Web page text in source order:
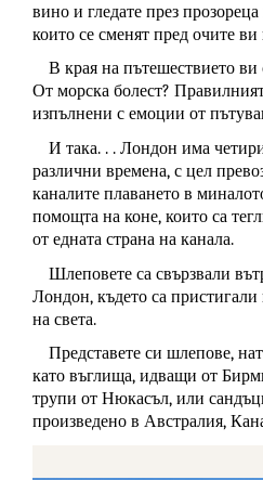
вино и гледате през
които се сменят пред очите
В края на пътешествието ви
От морска болест?
изпълнени с емоции от
И така. . . Лондон има
различни времена, с цел
каналите плаването в
помощта на коне, които са
от едната страна на канала.
Шлеповете са свързвали
Лондон, където са пристигали
на света.
Представете си шлепове,
като въглища, идващи от
трупи от Нюкасъл, или
произведено в Австралия,